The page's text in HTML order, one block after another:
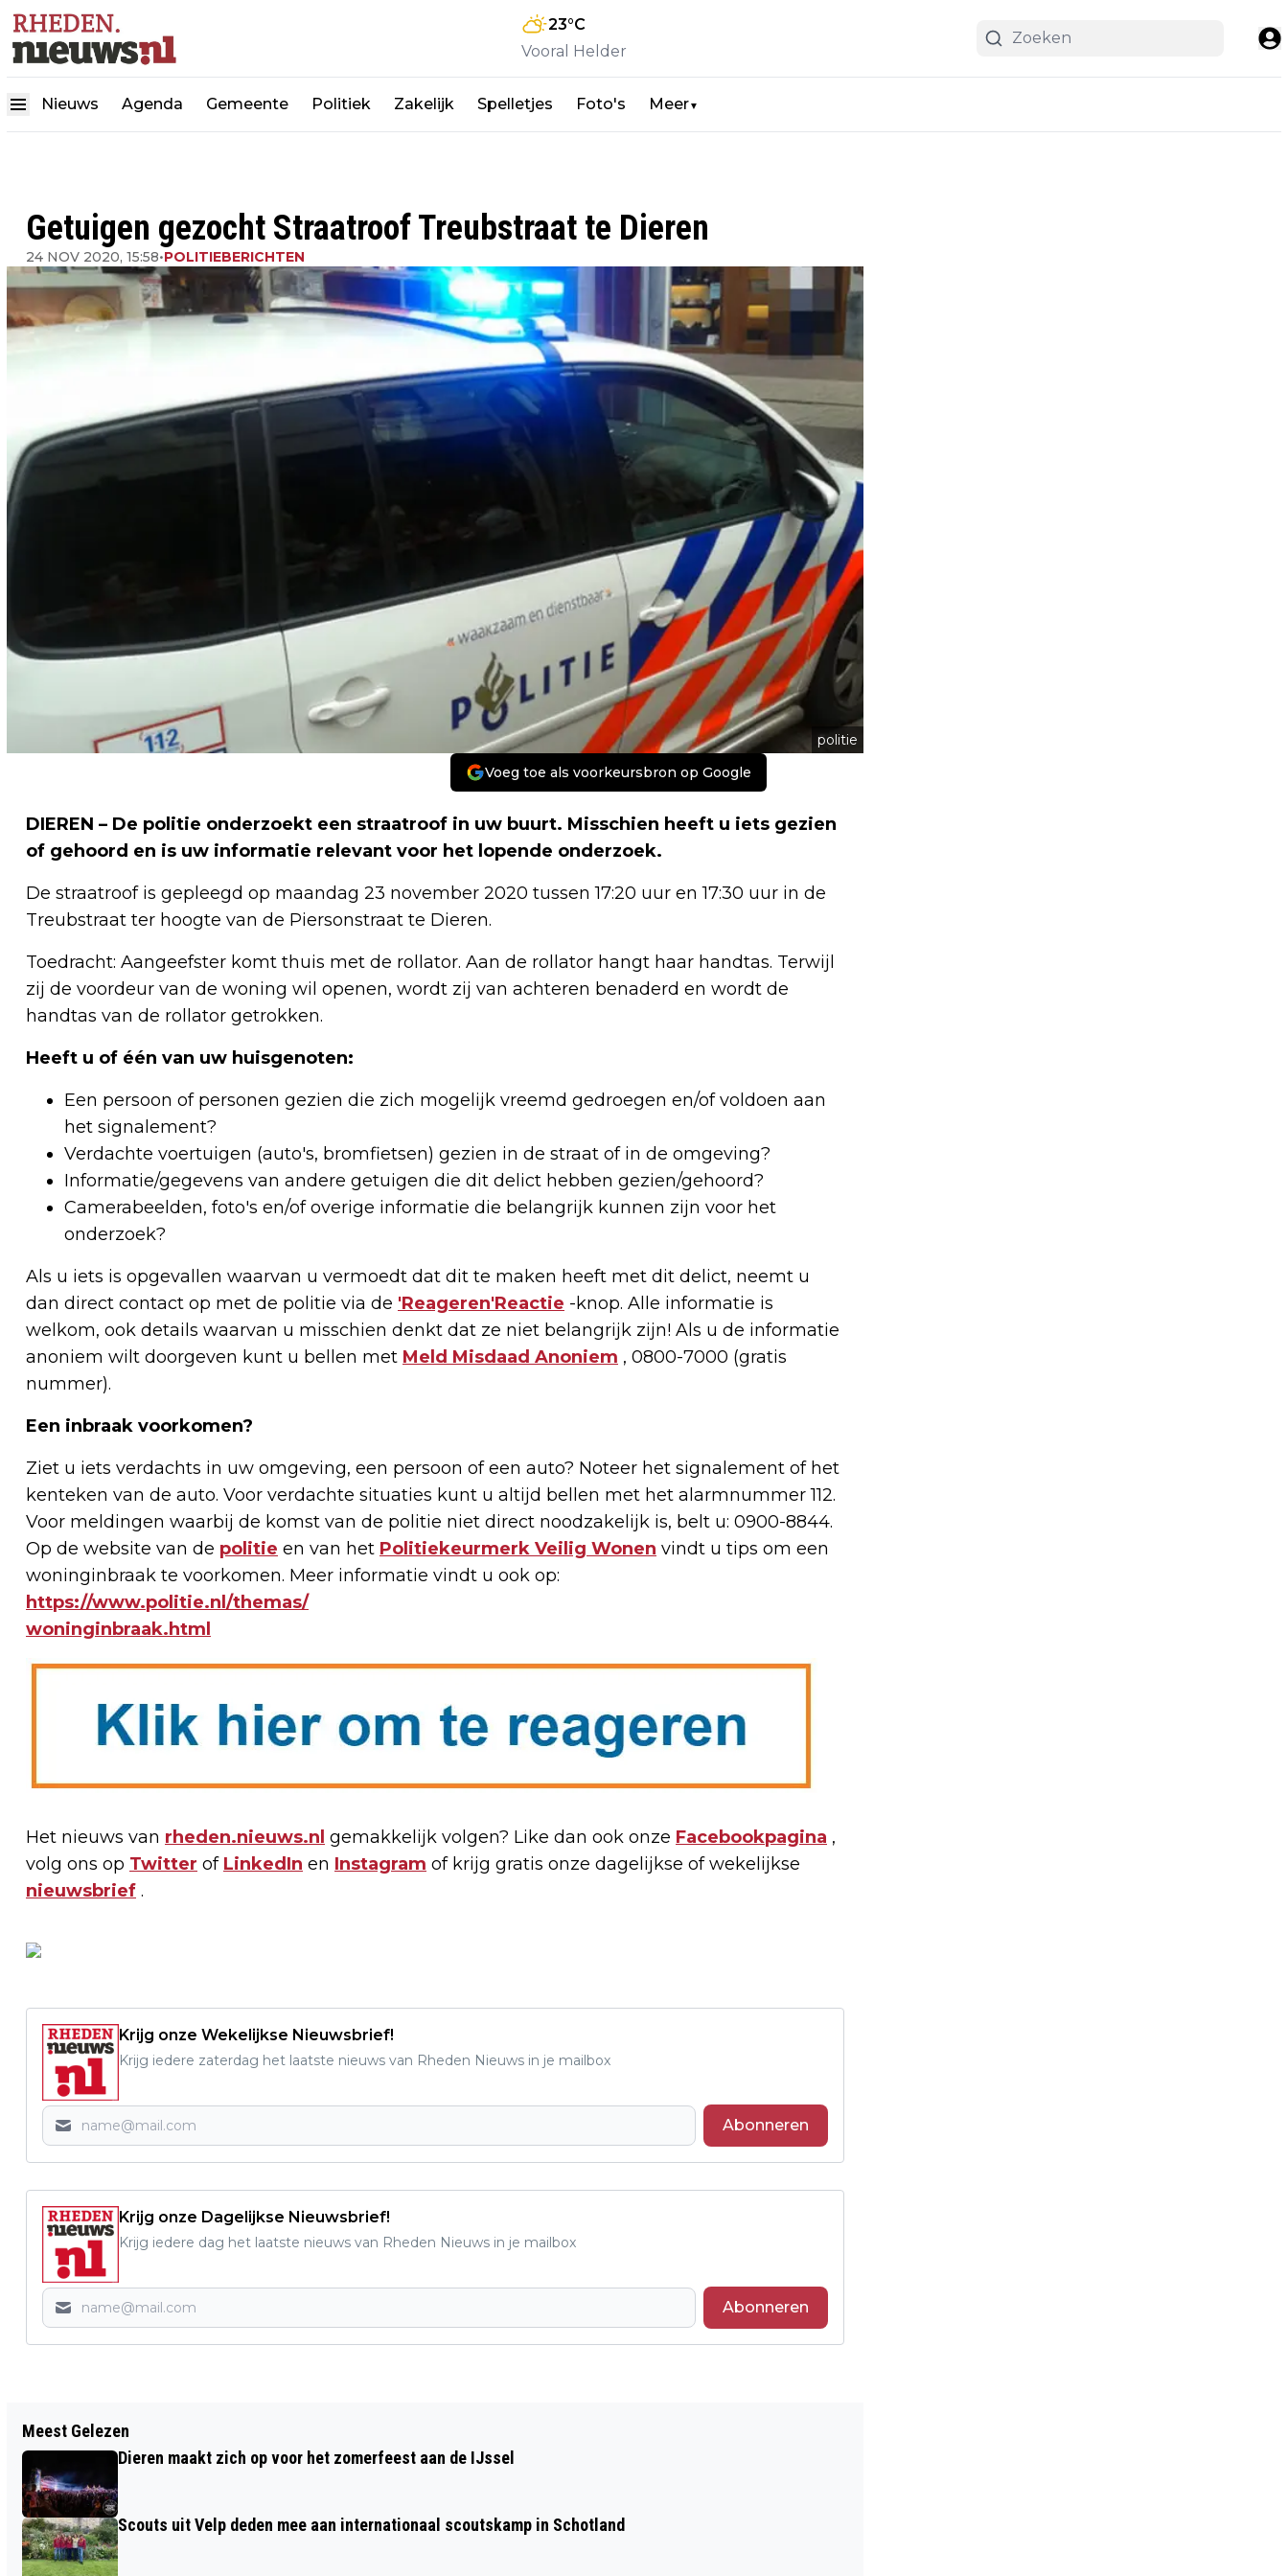
23°C
Vooral Helder
Nieuws Agenda Gemeente Politiek Zakelijk Spelletjes Foto's Meer▼
Getuigen gezocht Straatroof Treubstraat te Dieren
24 NOV 2020, 15:58•POLITIEBERICHTEN
politie
Voeg toe als voorkeursbron op Google
DIEREN – De politie onderzoekt een straatroof in uw buurt. Misschien heeft u iets gezien
of gehoord en is uw informatie relevant voor het lopende onderzoek.
De straatroof is gepleegd op maandag 23 november 2020 tussen 17:20 uur en 17:30 uur in de
Treubstraat ter hoogte van de Piersonstraat te Dieren.
Toedracht: Aangeefster komt thuis met de rollator. Aan de rollator hangt haar handtas. Terwijl
zij de voordeur van de woning wil openen, wordt zij van achteren benaderd en wordt de
handtas van de rollator getrokken.
Heeft u of één van uw huisgenoten:
Een persoon of personen gezien die zich mogelijk vreemd gedroegen en/of voldoen aan
het signalement?
Verdachte voertuigen (auto's, bromfietsen) gezien in de straat of in de omgeving?
Informatie/gegevens van andere getuigen die dit delict hebben gezien/gehoord?
Camerabeelden, foto's en/of overige informatie die belangrijk kunnen zijn voor het
onderzoek?
Als u iets is opgevallen waarvan u vermoedt dat dit te maken heeft met dit delict, neemt u
dan direct contact op met de politie via de 'Reageren'Reactie -knop. Alle informatie is
welkom, ook details waarvan u misschien denkt dat ze niet belangrijk zijn! Als u de informatie
anoniem wilt doorgeven kunt u bellen met Meld Misdaad Anoniem , 0800-7000 (gratis
nummer).
Een inbraak voorkomen?
Ziet u iets verdachts in uw omgeving, een persoon of een auto? Noteer het signalement of het
kenteken van de auto. Voor verdachte situaties kunt u altijd bellen met het alarmnummer 112.
Voor meldingen waarbij de komst van de politie niet direct noodzakelijk is, belt u: 0900-8844.
Op de website van de politie en van het Politiekeurmerk Veilig Wonen vindt u tips om een
woninginbraak te voorkomen. Meer informatie vindt u ook op:
https://www.politie.nl/themas/
woninginbraak.html
Het nieuws van rheden.nieuws.nl gemakkelijk volgen? Like dan ook onze Facebookpagina ,
volg ons op Twitter of LinkedIn en Instagram of krijg gratis onze dagelijkse of wekelijkse
nieuwsbrief .
Krijg onze Wekelijkse Nieuwsbrief!
Krijg iedere zaterdag het laatste nieuws van Rheden Nieuws in je mailbox
Abonneren
Krijg onze Dagelijkse Nieuwsbrief!
Krijg iedere dag het laatste nieuws van Rheden Nieuws in je mailbox
Abonneren
BUURTKERSTBOOM ALS VERRASSING IN
DORP RHEDEN
ORANJEWEG TE RHEDEN
Meest Gelezen
Dieren maakt zich op voor het zomerfeest aan de IJssel
Scouts uit Velp deden mee aan internationaal scoutskamp in Schotland